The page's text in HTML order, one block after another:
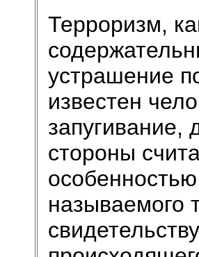
Терроризм,
устрашение
известен
запугивание,
стороны
называемого